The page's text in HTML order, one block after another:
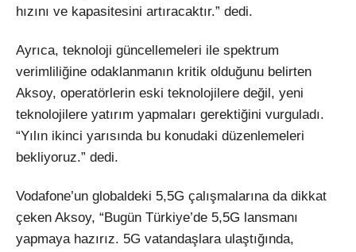
hızını ve kapasitesini artıracaktır.” dedi.
Ayrıca, teknoloji güncellemeleri ile spektrum
verimliliğine odaklanmanın kritik olduğunu belirten
Aksoy, operatörlerin eski teknolojilere değil, yeni
teknolojilere yatırım yapmaları gerektiğini vurguladı.
“Yılın ikinci yarısında bu konudaki düzenlemeleri
bekliyoruz.” dedi.
Vodafone’un globaldeki 5,5G çalışmalarına da dikkat
çeken Aksoy, “Bugün Türkiye’de 5,5G lansmanı
yapmaya hazırız. 5G vatandaşlara ulaştığında,